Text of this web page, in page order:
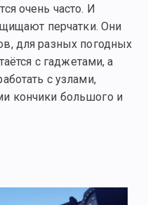
очень часто. И
перчатки. Они
для разных погодных
с гаджетами, а
с узлами,
кончики большого и